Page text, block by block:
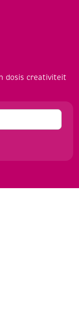
dosis creativiteit